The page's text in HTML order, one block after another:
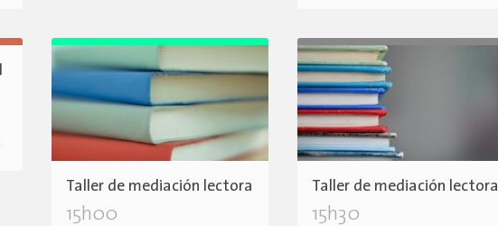
Taller de mediación lectora
15h00
Taller de mediación lectora
15h30